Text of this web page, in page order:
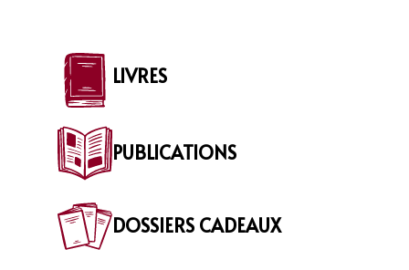
LIVRES
PUBLICATIONS
DOSSIERS CADEAUX